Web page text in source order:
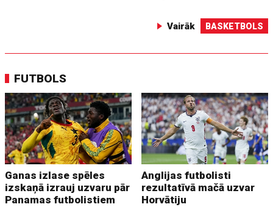
Vairāk BASKETBOLS
FUTBOLS
Ganas izlase spēles
izskaņā izrauj uzvaru pār
Panamas futbolistiem
Anglijas futbolisti
rezultatīvā mačā uzvar
Horvātiju